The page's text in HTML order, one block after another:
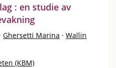
: en studie av
· Ghersetti Marina · Wallin
(KBM)